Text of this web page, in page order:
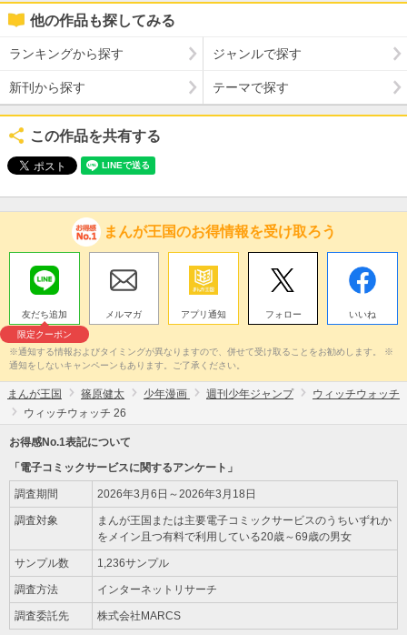
他の作品も探してみる
ランキングから探す ジャンルで探す
新刊から探す テーマで探す
この作品を共有する
まんが王国のお得情報を受け取ろう
友だち追加
限定クーポン
メルマガ アプリ通知 フォロー いいね
※通知する情報およびタイミングが異なりますので、併せて受け取ることをお勧めします。 ※
通知をしないキャンペーンもあります。ご了承ください。
まんが王国 篠原健太 少年漫画 週刊少年ジャンプ
ウィッチウォッチ
ウィッチウォッチ 26
お得感No.1表記について
「電子コミックサービスに関するアンケート」
調査期間 2026年3月6日～2026年3月18日
調査対象
まんが王国または主要電子コミックサービスのうちいずれか
をメイン且つ有料で利用している20歳～69歳の男女
サンプル数 1,236サンプル
調査方法 インターネットリサーチ
調査委託先 株式会社MARCS